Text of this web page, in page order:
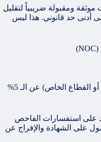
ومقبولة ضريبياً لتقليل
أدنى حد قانوني. هذا ليس
بدونها، لن يفرج العميل (الحكومة أو القطاع الخاص) عن الـ 5%
على استفسارات الفاحص
على الشهادة والإفراج عن